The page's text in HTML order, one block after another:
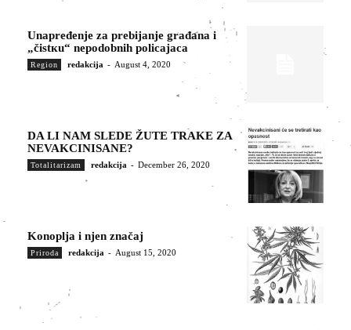
Unapređenje za prebijanje građana i
„čistкu“ nepodobnih policajaca
Region redakcija - August 4, 2020
DA LI NAM SLEDE ŽUTE TRAKE ZA
NEVAKCINISANE?
Totalitarizam redakcija - December 26, 2020
Konoplja i njen značaj
Priroda redakcija - August 15, 2020